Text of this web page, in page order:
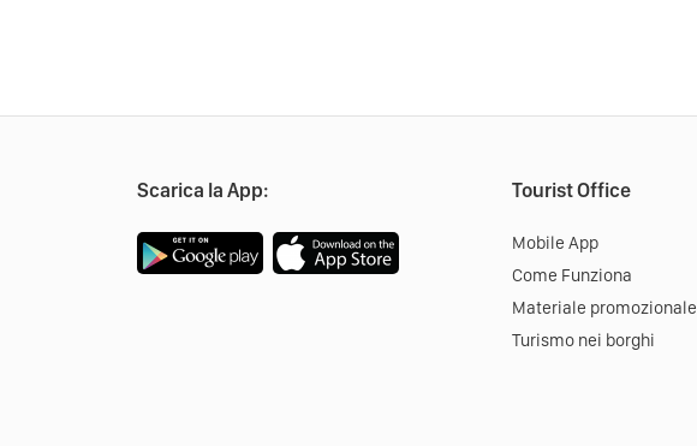
Scarica la App: Tourist Office
Mobile App
Come Funziona
Materiale promozionale
Turismo nei borghi